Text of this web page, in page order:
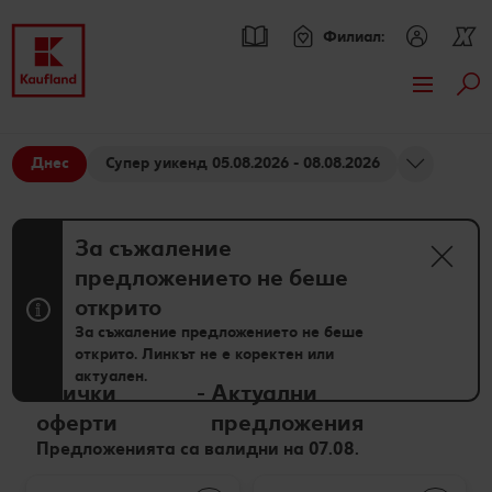
Премини към
Sticky side bar
Филиал:
Всички оферти
Допълнителни предложения
Брошури
Спестявай с XTRA партньорски отстъпки
XTRA купони
Kaufland Scan
Пазарувай в Kaufland и можеш да спечелиш JBL
награди
Асортимент
Нашите марки
Други марки
Свежест и качество
Рецепти
Търсене на рецепта
Кулинарни теми
Моят Kaufland
Игри
Онлайн списание
Днес Супер уикенд 05.08.2026 - 08.08.2026
За съжаление
предложението не беше
открито
За съжаление предложението не беше
открито. Линкът не е коректен или
актуален.
Всички
оферти
- Актуални
предложения
Предложенията са валидни на 07.08.